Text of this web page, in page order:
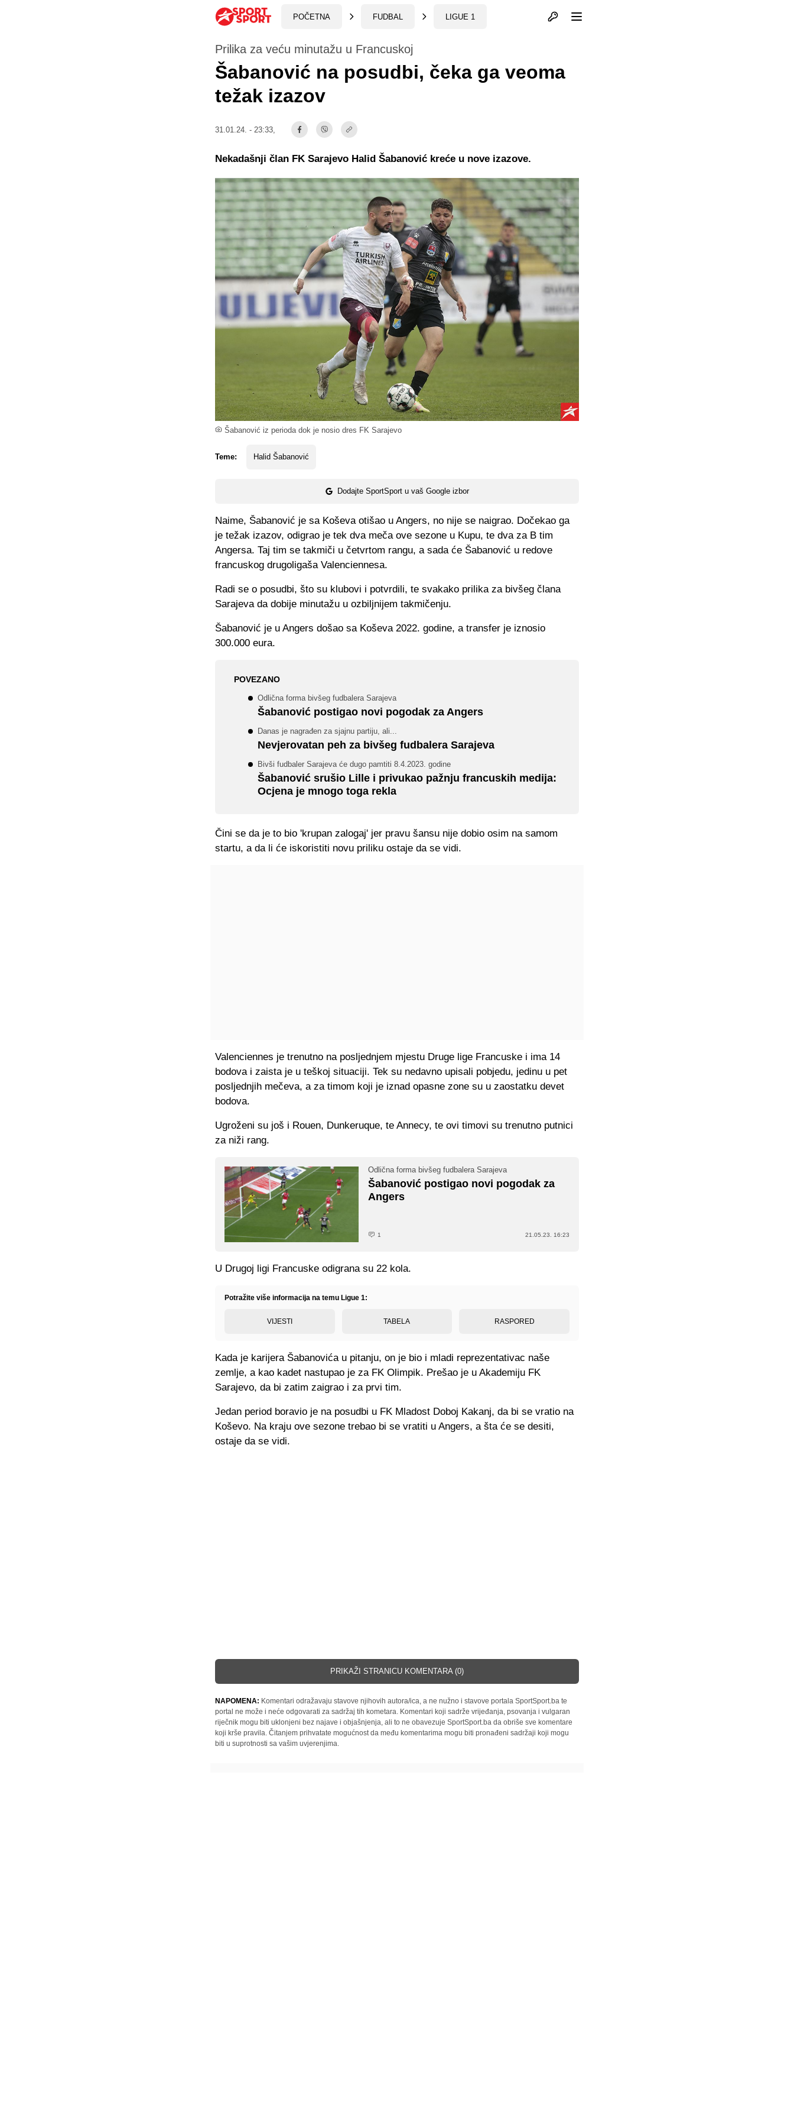
POČETNA FUDBAL LIGUE 1 Otvori profil
Šabanović iz perioda dok je nosio dres FK Sarajevo
Prilika za veću minutažu u Francuskoj
Šabanović na posudbi, čeka ga veoma
težak izazov
31.01.24. - 23:33,
Teme: Halid Šabanović
Dodajte SportSport u vaš Google izbor
Nekadašnji član FK Sarajevo Halid Šabanović kreće u nove izazove.
Naime, Šabanović je sa Koševa otišao u Angers, no nije se naigrao. Dočekao ga
je težak izazov, odigrao je tek dva meča ove sezone u Kupu, te dva za B tim
Angersa. Taj tim se takmiči u četvrtom rangu, a sada će Šabanović u redove
francuskog drugoligaša Valenciennesa.
Radi se o posudbi, što su klubovi i potvrdili, te svakako prilika za bivšeg člana
Sarajeva da dobije minutažu u ozbiljnijem takmičenju.
Šabanović je u Angers došao sa Koševa 2022. godine, a transfer je iznosio
300.000 eura.
POVEZANO
Odlična forma bivšeg fudbalera Sarajeva
Šabanović postigao novi pogodak za Angers
Danas je nagrađen za sjajnu partiju, ali...
Nevjerovatan peh za bivšeg fudbalera Sarajeva
Bivši fudbaler Sarajeva će dugo pamtiti 8.4.2023. godine
Šabanović srušio Lille i privukao pažnju francuskih medija:
Ocjena je mnogo toga rekla
Čini se da je to bio 'krupan zalogaj' jer pravu šansu nije dobio osim na samom
startu, a da li će iskoristiti novu priliku ostaje da se vidi.
Valenciennes je trenutno na posljednjem mjestu Druge lige Francuske i ima 14
bodova i zaista je u teškoj situaciji. Tek su nedavno upisali pobjedu, jedinu u pet
posljednjih mečeva, a za timom koji je iznad opasne zone su u zaostatku devet
bodova.
Ugroženi su još i Rouen, Dunkeruque, te Annecy, te ovi timovi su trenutno putnici
za niži rang.
Odlična forma bivšeg fudbalera Sarajeva
Šabanović postigao novi pogodak za
Angers
1 21.05.23. 16:23
U Drugoj ligi Francuske odigrana su 22 kola.
Potražite više informacija na temu Ligue 1:
VIJESTI TABELA RASPORED
Kada je karijera Šabanovića u pitanju, on je bio i mladi reprezentativac naše
zemlje, a kao kadet nastupao je za FK Olimpik. Prešao je u Akademiju FK
Sarajevo, da bi zatim zaigrao i za prvi tim.
Jedan period boravio je na posudbi u FK Mladost Doboj Kakanj, da bi se vratio na
Koševo. Na kraju ove sezone trebao bi se vratiti u Angers, a šta će se desiti,
ostaje da se vidi.
PRIKAŽI STRANICU KOMENTARA (0)
NAPOMENA: Komentari odražavaju stavove njihovih autora/ica, a ne nužno i stavove portala SportSport.ba te
portal ne može i neće odgovarati za sadržaj tih kometara. Komentari koji sadrže vrijeđanja, psovanja i vulgaran
riječnik mogu biti uklonjeni bez najave i objašnjenja, ali to ne obavezuje SportSport.ba da obriše sve komentare
koji krše pravila. Čitanjem prihvatate mogućnost da među komentarima mogu biti pronađeni sadržaji koji mogu
biti u suprotnosti sa vašim uvjerenjima.